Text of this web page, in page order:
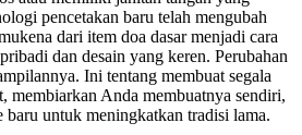
pencetakan baru telah mengubah
dari item doa dasar menjadi cara
dan desain yang keren. Perubahan
Ini tentang membuat segala
membiarkan Anda membuatnya sendiri,
baru untuk meningkatkan tradisi lama.